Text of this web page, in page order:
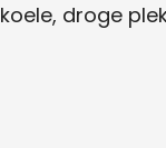
droge